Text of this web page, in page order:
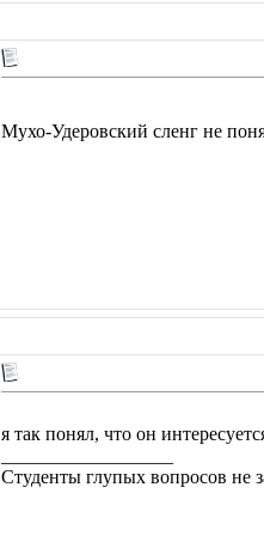
Мухо-Удеровский сленг не
я так понял, что он
Студенты глупых вопросов не